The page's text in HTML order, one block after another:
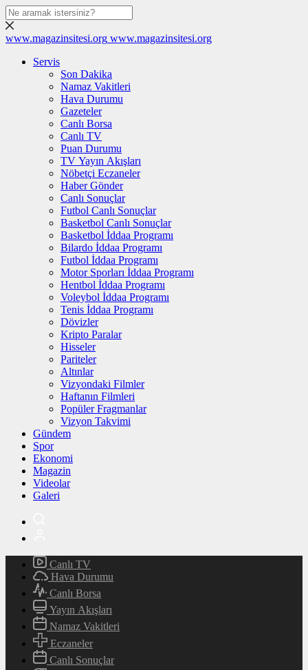
www.magazinsitesi.org www.magazinsitesi.org
Servis
Son Dakika
Namaz Vakitleri
Hava Durumu
Gazeteler
Canlı Borsa
Canlı TV
Puan Durumu
TV Yayın Akışları
Nöbetçi Eczaneler
Haber Gönder
Canlı Sonuçlar
Futbol Canlı Sonuçlar
Basketbol Canlı Sonuçlar
Basketbol İddaa Programı
Bilardo İddaa Programı
Futbol İddaa Programı
Motor Sporları İddaa Programı
Hentbol İddaa Programı
Voleybol İddaa Programı
Tenis İddaa Programı
Dövizler
Kripto Paralar
Hisseler
Pariteler
Altınlar
Vizyondaki Filmler
Haftanın Filmleri
Popüler Fragmanlar
Vizyon Takvimi
Gündem
Spor
Ekonomi
Magazin
Videolar
Galeri
Canlı TV
Hava Durumu
Canlı Borsa
Yayın Akışları
Namaz Vakitleri
Eczaneler
Canlı Sonuçlar